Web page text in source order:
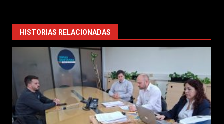
HISTORIAS RELACIONADAS